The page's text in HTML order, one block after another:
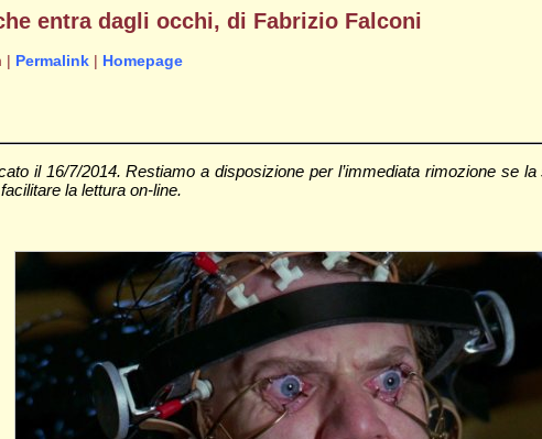
entra dagli occhi, di Fabrizio Falconi
| Permalink| Homepage
il 16/7/2014. Restiamo a disposizione per l’immediata rimozione se
la lettura on-line.